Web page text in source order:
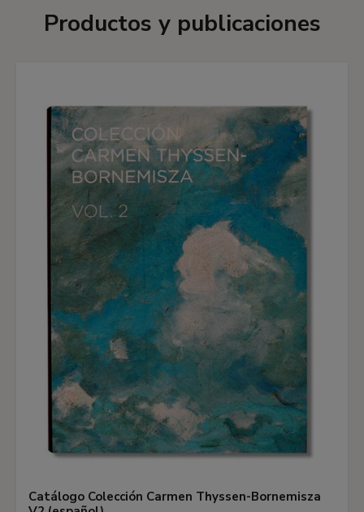
Productos y publicaciones
Catálogo Colección Carmen Thyssen-Bornemisza